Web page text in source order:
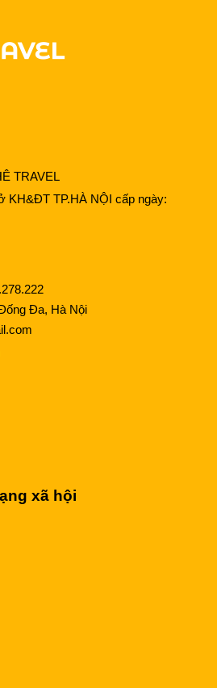
TRAVEL
KH&ĐT TP.HÀ NỘI cấp ngày:
Đa, Hà Nội
xã hội